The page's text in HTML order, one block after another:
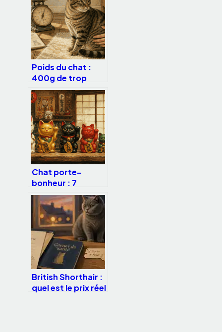
affectueux,
comment
l’apprivoiser ?
Poids du chat :
400g de trop
équivalent à 4kg
chez l’humain
Chat porte-
bonheur : 7
couleurs pour
attirer la chance
et transformer
votre quotidien
British Shorthair :
quel est le prix réel